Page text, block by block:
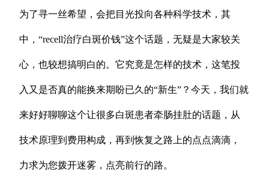
为了寻一丝希望，会把目光投向各种科学技术，其
中，“recell治疗白斑价钱”这个话题，无疑是大家较关
心，也较想搞明白的。它究竟是怎样的技术，这笔投
入又是否真的能换来期盼已久的“新生”？今天，我们就
来好好聊聊这个让很多白斑患者牵肠挂肚的话题，从
技术原理到费用构成，再到恢复之路上的点点滴滴，
力求为您拨开迷雾，点亮前行的路。